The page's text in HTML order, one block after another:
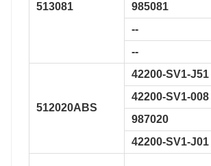
513081
985081
--
--
512020ABS
42200-SV1-J51
42200-SV1-008
987020
42200-SV1-J01